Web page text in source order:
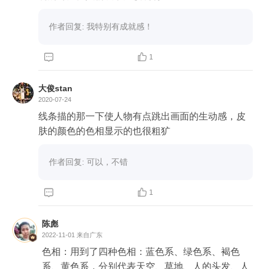
作者回复: 我特别有成就感！
  1
大俊stan
2020-07-24
线条描的那一下使人物有点跳出画面的生动感，皮
肤的颜色的色相显示的也很粗犷
作者回复: 可以，不错
  1
陈彪
2022-11-01 来自广东
色相：用到了四种色相：蓝色系、绿色系、褐色
系、黄色系，分别代表天空、草地、人的头发、人